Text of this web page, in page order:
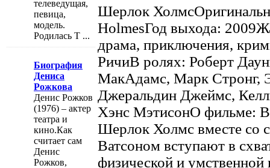
телеведущая,
певица,
модель.
Родилась Т ...
Биография
Дениса
Рожкова
Денис Рожков
(1976) – актер
театра и
кино.Как
считает сам
Денис
Рожков,
Шерлок
HolmesГод выхода:
драма, приключения,
РичиВ ролях: Роберт
МакАдамс, Марк Стронг,
Джеральдин Джеймс,
Хэнс МэтисонО фильме:
Шерлок Холмс вместе со
Ватсоном вступают в
физической и умственной